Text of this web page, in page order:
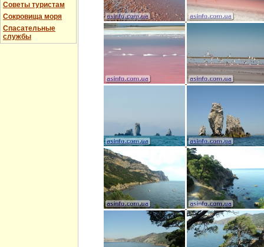
Советы туристам
Сокровища моря
Спасательные
службы